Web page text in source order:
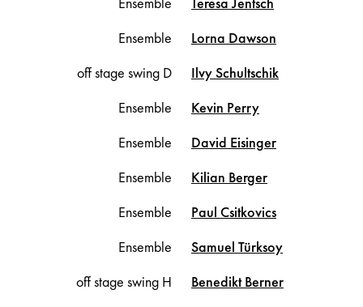
Ensemble
Lorna Dawson
off stage swing D
IlvySchultschik
Ensemble
Kevin Perry
Ensemble
David Eisinger
Ensemble
Kilian Berger
Ensemble
Paul Csitkovics
Ensemble
Samuel Türksoy
off stage swing H
BenediktBerner